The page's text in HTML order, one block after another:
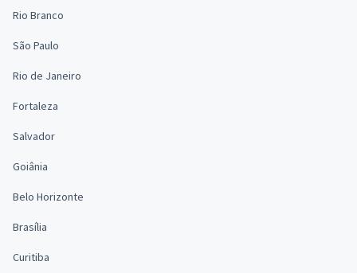
Rio Branco
São Paulo
Rio de Janeiro
Fortaleza
Salvador
Goiânia
Belo Horizonte
Brasília
Curitiba